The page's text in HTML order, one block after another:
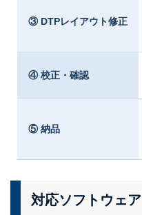
③ DTPレイアウト修正
④ 校正・確認
⑤ 納品
対応ソフトウェア